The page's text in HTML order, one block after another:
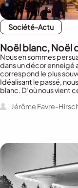
Société-Actu
Noël blanc, Noël
Nous en sommes
dans un décor enneigé
correspond le plus
Idéalisant le passé,
blanc. D’où nous vient
Jérôme Favre-